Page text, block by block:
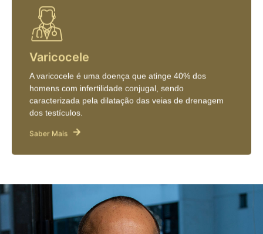
Varicocele
A varicocele é uma doença que atinge 40% dos
homens com infertilidade conjugal, sendo
caracterizada pela dilatação das veias de drenagem
dos testículos.
Saber Mais